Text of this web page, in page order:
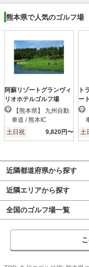
熊本県で人気のゴルフ場
阿蘇リゾートグランヴィ
リオホテルゴルフ場
車道 / 熊本IC
土日祝
9,820円〜
ト
ー
Ｓ
土
近隣都道府県から探す
近隣エリアから探す
全国のゴルフ場一覧